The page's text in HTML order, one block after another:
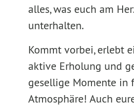
alles, was euch am
unterhalten.
Kommt vorbei, erlebt
aktive Erholung und
gesellige Momente in
Atmosphäre! Auch